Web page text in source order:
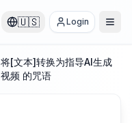
🇺🇸 Login
将[文本]转换为指导AI生成
视频 的咒语